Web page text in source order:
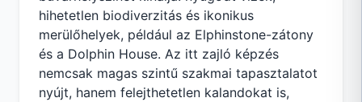
hihetetlen biodiverzitás és ikonikus
merülőhelyek, például az Elphinstone-zátony
és a Dolphin House. Az itt zajló képzés
nemcsak magas szintű szakmai tapasztalatot
nyújt, hanem felejthetetlen kalandokat is,